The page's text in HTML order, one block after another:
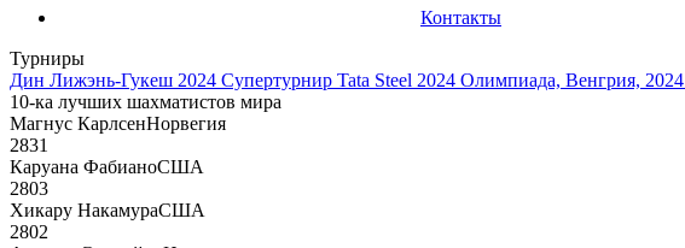
Контакты
Турниры
Дин Лижэнь-Гукеш 2024 Супертурнир Tata Steel 2024 Олимпиада, Венгрия, 2024
10-ка лучших шахматистов мира
Магнус КарлсенНорвегия
2831
Каруана ФабианоСША
2803
Хикару НакамураСША
2802